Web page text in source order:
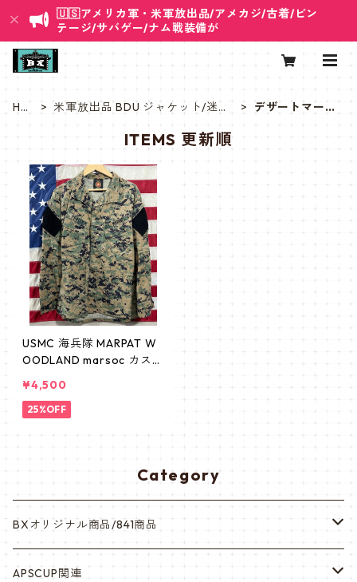
🇺🇸アメリカ軍・米軍放出品/アメカジ/古着/ビン
テージ/サバゲー/ナム戦装備が
HO
米軍放出品 BDU ジャケット/迷彩
デザートマーパ
ITEMS 更新順
USMC 海兵隊 MARPAT W
OODLAND marsoc カスタ
パット
¥4,500
25%OFF
Category
BXオリジナル商品/841商品
シール・ステッカー（UV加工）
APSCUP関連